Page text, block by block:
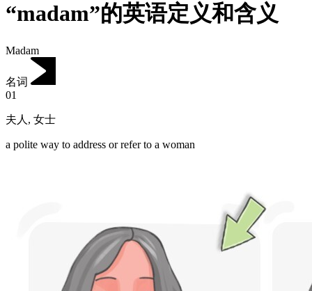
“madam”的英语定义和含义
Madam
名词
01
夫人 , 女士
a polite way to address or refer to a woman